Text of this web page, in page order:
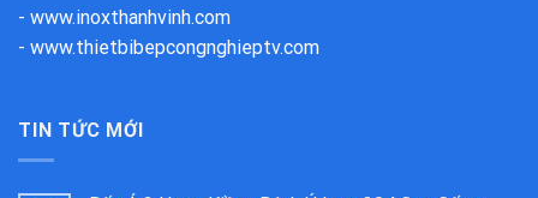
- www.inoxthanhvinh.com
- www.thietbibepcongnghieptv.com
TIN TỨC MỚI